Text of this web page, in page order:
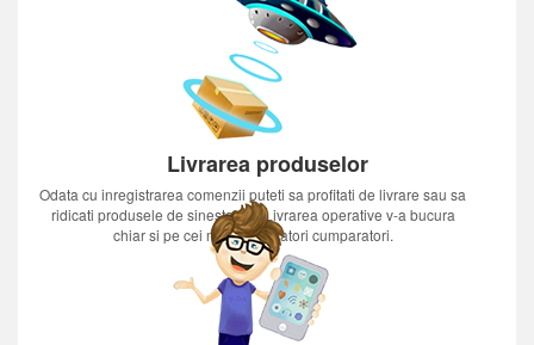
Livrarea produselor
Odata cu inregistrarea comenzii puteti sa profitati de livrare sau sa
ridicati produsele de sinestatator.Livrarea operative v-a bucura
chiar si pe cei mai nerabdatori cumparatori.